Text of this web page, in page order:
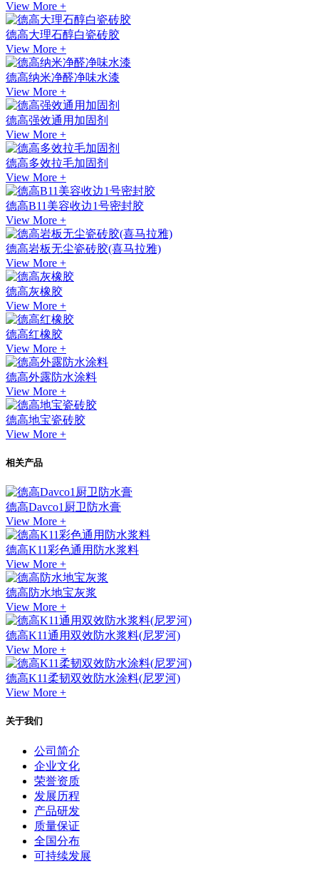
View More +
德高大理石醇白瓷砖胶
View More +
德高纳米净醛净味水漆
View More +
德高强效通用加固剂
View More +
德高多效拉毛加固剂
View More +
德高B11美容收边1号密封胶
View More +
德高岩板无尘瓷砖胶(喜马拉雅)
View More +
德高灰橡胶
View More +
德高红橡胶
View More +
德高外露防水涂料
View More +
德高地宝瓷砖胶
View More +
相关产品
德高Davco1厨卫防水膏
View More +
德高K11彩色通用防水浆料
View More +
德高防水地宝灰浆
View More +
德高K11通用双效防水浆料(尼罗河)
View More +
德高K11柔韧双效防水涂料(尼罗河)
View More +
关于我们
公司简介
企业文化
荣誉资质
发展历程
产品研发
质量保证
全国分布
可持续发展